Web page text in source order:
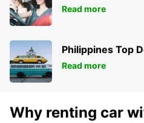
Read more
Philippines Top
Read more
Why renting car